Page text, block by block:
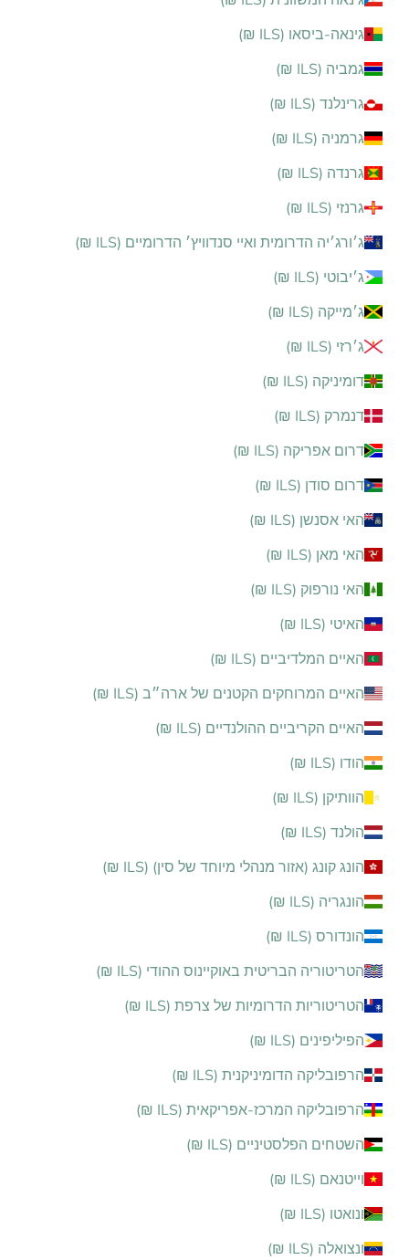
גינאה-ביסאו (ILS ₪)
גמביה (ILS ₪)
גרינלנד (ILS ₪)
גרמניה (ILS ₪)
גרנדה (ILS ₪)
גרנזי (ILS ₪)
ג׳ורג׳יה הדרומית ואיי סנדוויץ׳ הדרומיים (ILS ₪)
ג׳יבוטי (ILS ₪)
ג׳מייקה (ILS ₪)
ג׳רזי (ILS ₪)
דומיניקה (ILS ₪)
דנמרק (ILS ₪)
דרום אפריקה (ILS ₪)
דרום סודן (ILS ₪)
האי אסנשן (ILS ₪)
האי מאן (ILS ₪)
האי נורפוק (ILS ₪)
האיטי (ILS ₪)
האיים המלדיביים (ILS ₪)
האיים המרוחקים הקטנים של ארה״ב (ILS ₪)
האיים הקריביים ההולנדיים (ILS ₪)
הודו (ILS ₪)
הוותיקן (ILS ₪)
הולנד (ILS ₪)
הונג קונג (אזור מנהלי מיוחד של סין) (ILS ₪)
הונגריה (ILS ₪)
הונדורס (ILS ₪)
הטריטוריה הבריטית באוקיינוס ההודי (ILS ₪)
הטריטוריות הדרומיות של צרפת (ILS ₪)
הפיליפינים (ILS ₪)
הרפובליקה הדומיניקנית (ILS ₪)
הרפובליקה המרכז-אפריקאית (ILS ₪)
השטחים הפלסטיניים (ILS ₪)
וייטנאם (ILS ₪)
ונואטו (ILS ₪)
ונצואלה (ILS ₪)